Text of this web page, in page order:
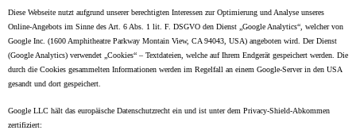
Diese Webseite nutzt aufgrund unserer berechtigten Interessen zur Optimierung und Analyse unseres
Online-Angebots im Sinne des Art. 6 Abs. 1 lit. F. DSGVO den Dienst „Google Analytics“, welcher von
Google Inc. (1600 Amphitheatre Parkway Montain View, CA 94043, USA) angeboten wird. Der Dienst
(Google Analytics) verwendet „Cookies“ – Textdateien, welche auf Ihrem Endgerät gespeichert werden. Die
durch die Cookies gesammelten Informationen werden im Regelfall an einem Google-Server in den USA
gesandt und dort gespeichert.
Google LLC hält das europäische Datenschutzrecht ein und ist unter dem Privacy-Shield-Abkommen
zertifiziert: